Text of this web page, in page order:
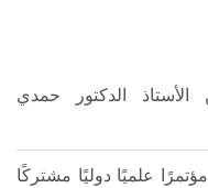
الدكتور حمدي
مؤتمرًا علميًا دوليًا مشتركًا